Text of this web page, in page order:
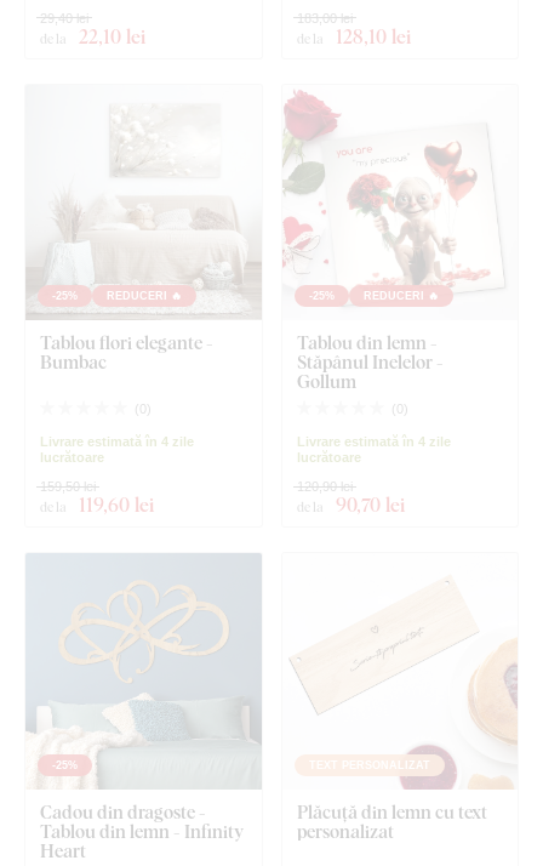
de la 22,10 lei
29,40 lei
de la 128,10 lei
183,00 lei
-25% REDUCERI 🔥
Tablou flori elegante -
Bumbac
( 0 )
Livrare estimată în 4 zile
lucrătoare
de la 119,60 lei
159,50 lei
-25% REDUCERI 🔥
Tablou din lemn -
Stăpânul Inelelor -
Gollum
( 0 )
Livrare estimată în 4 zile
lucrătoare
de la 90,70 lei
120,90 lei
-25%
Cadou din dragoste -
Tablou din lemn - Infinity
Heart
TEXT PERSONALIZAT
Plăcuță din lemn cu text
personalizat